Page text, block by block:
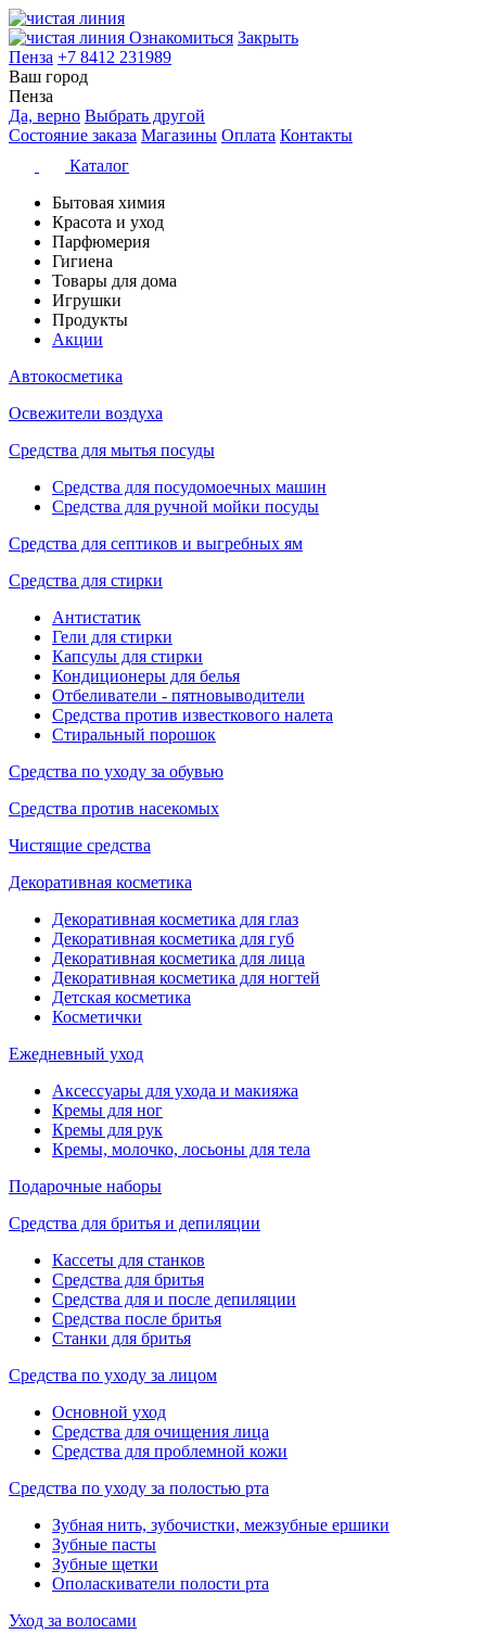
Ознакомиться Закрыть
Пенза +7 8412 231989
Ваш город
Пенза
Да, верно Выбрать другой
Состояние заказа Магазины Оплата Контакты
Каталог
Бытовая химия
Красота и уход
Парфюмерия
Гигиена
Товары для дома
Игрушки
Продукты
Акции
Автокосметика
Освежители воздуха
Средства для мытья посуды
Средства для посудомоечных машин
Средства для ручной мойки посуды
Средства для септиков и выгребных ям
Средства для стирки
Антистатик
Гели для стирки
Капсулы для стирки
Кондиционеры для белья
Отбеливатели - пятновыводители
Средства против известкового налета
Стиральный порошок
Средства по уходу за обувью
Средства против насекомых
Чистящие средства
Декоративная косметика
Декоративная косметика для глаз
Декоративная косметика для губ
Декоративная косметика для лица
Декоративная косметика для ногтей
Детская косметика
Косметички
Ежедневный уход
Аксессуары для ухода и макияжа
Кремы для ног
Кремы для рук
Кремы, молочко, лосьоны для тела
Подарочные наборы
Средства для бритья и депиляции
Кассеты для станков
Средства для бритья
Средства для и после депиляции
Средства после бритья
Станки для бритья
Средства по уходу за лицом
Основной уход
Средства для очищения лица
Средства для проблемной кожи
Средства по уходу за полостью рта
Зубная нить, зубочистки, межзубные ершики
Зубные пасты
Зубные щетки
Ополаскиватели полости рта
Уход за волосами